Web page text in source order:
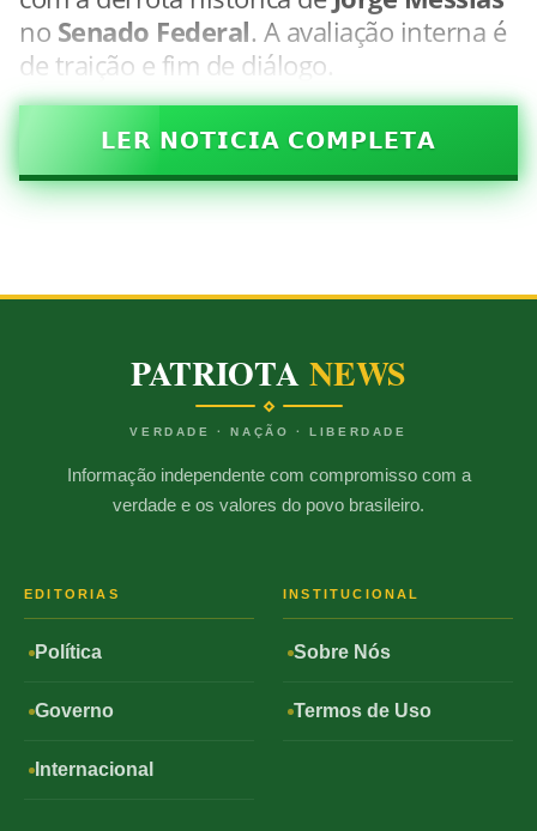
no Senado Federal. A avaliação interna é
de traição e fim de diálogo.
𝗟𝗘𝗥 𝗡𝗢𝗧𝗜𝗖𝗜𝗔 𝗖𝗢𝗠𝗣𝗟𝗘𝗧𝗔
PATRIOTANEWS
VERDADE · NAÇÃO · LIBERDADE
Informação independente com compromisso com a
verdade e os valores do povo brasileiro.
EDITORIAS
Política
Governo
Internacional
INSTITUCIONAL
Sobre Nós
Termos de Uso